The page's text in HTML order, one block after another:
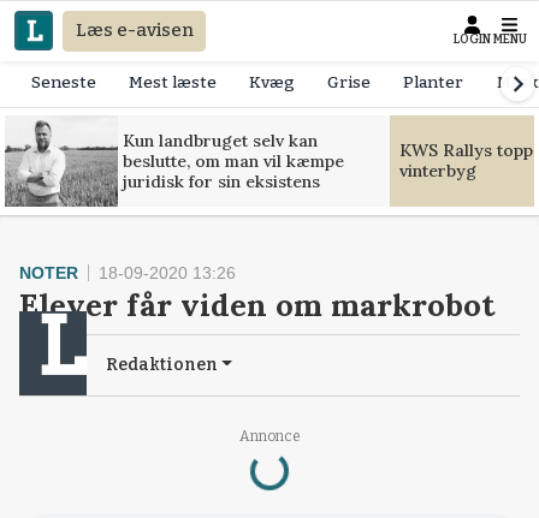
Læs e-avisen LOGIN MENU
Seneste Mest læste Kvæg Grise Planter
Kun landbruget selv kan
beslutte, om man vil kæmpe
juridisk for sin eksistens
KWS Rallys
vinterbyg
Annonce
Loading...
NOTER 18-09-2020 13:26
Elever får viden om markrobot
Redaktionen